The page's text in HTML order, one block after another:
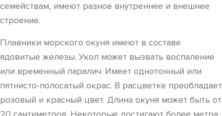
семействам, имеют разное внутреннее и внешнее
строение.
Плавники морского окуня имеют в составе
ядовитые железы. Укол может вызвать воспаление
или временный паралич. Имеет однотонный или
пятнисто-полосатый окрас. В расцветке преобладает
розовый и красный цвет. Длина окуня может быть от